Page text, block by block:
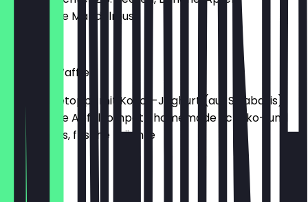
homemade Mandelmus
Why not Waffles
Waffeln getoppt mit Kokos-Joghurt (auf Sojabasis),
homemade Apfelkompott, homemade Schoko- und
Mandelmus, frische Früchte
9,50 €